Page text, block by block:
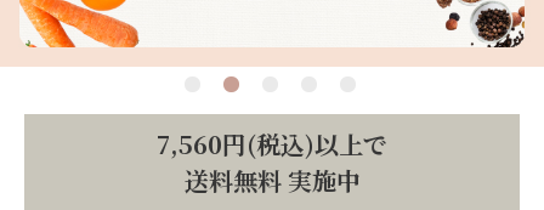
7,560円(税込)以上で
送料無料 実施中